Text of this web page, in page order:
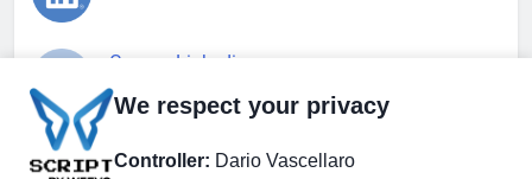
Gruppo Linkedin
Pagina Facebook
We respect your privacy
Controller: Dario Vascellaro